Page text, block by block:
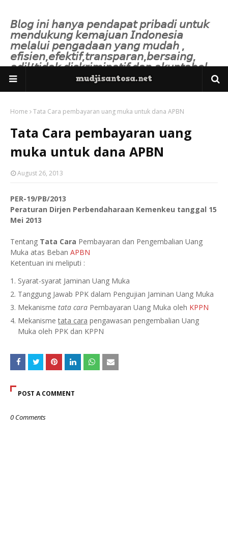
𝘉𝘭𝘰𝘨 𝘪𝘯𝘪 𝘩𝘢𝘯𝘺𝘢 𝘱𝘦𝘯𝘥𝘢𝘱𝘢𝘵 𝘱𝘳𝘪𝘣𝘢𝘥𝘪 𝘶𝘯𝘵𝘶𝘬
𝘮𝘦𝘯𝘥𝘶𝘬𝘶𝘯𝘨 𝘬𝘦𝘮𝘢𝘫𝘶𝘢𝘯 𝘐𝘯𝘥𝘰𝘯𝘦𝘴𝘪𝘢
𝘮𝘦𝘭𝘢𝘭𝘶𝘪 𝘱𝘦𝘯𝘨𝘢𝘥𝘢𝘢𝘯 𝘺𝘢𝘯𝘨 𝘮𝘶𝘥𝘢𝘩 ,
𝘦𝘧𝘪𝘴𝘪𝘦𝘯,𝘦𝘧𝘦𝘬𝘵𝘪𝘧,𝘵𝘳𝘢𝘯𝘴𝘱𝘢𝘳𝘢𝘯,𝘣𝘦𝘳𝘴𝘢𝘪𝘯𝘨,
𝘢𝘥𝘪𝘭/𝘵𝘪𝘥𝘢𝘬 𝘥𝘪𝘴𝘬𝘳𝘪𝘮𝘪𝘯𝘢𝘵𝘪𝘧 𝘥𝘢𝘯 𝘢𝘬𝘶𝘯𝘵𝘢𝘣𝘦𝘭.
Home Tata Cara pembayaran uang muka untuk dana APBN
Tata Cara pembayaran uang
muka untuk dana APBN
August 26, 2013
PER-19/PB/2013
Peraturan Dirjen Perbendaharaan Kemenkeu tanggal 15
Mei 2013
Tentang Tata Cara Pembayaran dan Pengembalian Uang
Muka atas Beban APBN
Ketentuan ini meliputi :
Syarat-syarat Jaminan Uang Muka
Tanggung Jawab PPK dalam Pengujian Jaminan Uang Muka
Mekanisme tata cara Pembayaran Uang Muka oleh KPPN
Mekanismetata cara pengawasan pengembalian Uang
Muka oleh PPK dan KPPN
POST A COMMENT
0 Comments